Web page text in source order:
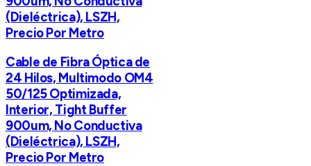
(Dieléctrica), LSZH,
Precio Por Metro
Cable de Fibra Óptica de
24 Hilos, Multimodo OM4
50/125 Optimizada,
Interior, Tight Buffer
900um, No Conductiva
(Dieléctrica), LSZH,
Precio Por Metro